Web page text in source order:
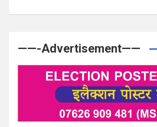
——-Advertisement——